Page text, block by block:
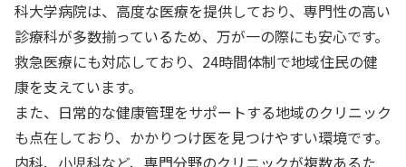
科大学病院は、高度な医療を提供しており、専門性の高い
診療科が多数揃っているため、万が一の際にも安心です。
救急医療にも対応しており、24時間体制で地域住民の健
康を支えています。
また、日常的な健康管理をサポートする地域のクリニック
も点在しており、かかりつけ医を見つけやすい環境です。
内科、小児科など、専門分野のクリニックが複数あるた